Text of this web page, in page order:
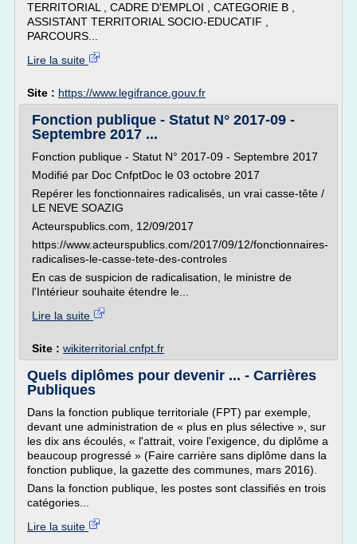
TERRITORIAL , CADRE D'EMPLOI , CATEGORIE B ,
ASSISTANT TERRITORIAL SOCIO-EDUCATIF ,
PARCOURS...
Lire la suite
Site : https://www.legifrance.gouv.fr
Fonction publique - Statut N° 2017-09 -
Septembre 2017 ...
Fonction publique - Statut N° 2017-09 - Septembre 2017
Modifié par Doc CnfptDoc le 03 octobre 2017
Repérer les fonctionnaires radicalisés, un vrai casse-tête /
LE NEVE SOAZIG
Acteurspublics.com, 12/09/2017
https://www.acteurspublics.com/2017/09/12/fonctionnaires-
radicalises-le-casse-tete-des-controles
En cas de suspicion de radicalisation, le ministre de
l'Intérieur souhaite étendre le...
Lire la suite
Site : wikiterritorial.cnfpt.fr
Quels diplômes pour devenir ... - Carrières
Publiques
Dans la fonction publique territoriale (FPT) par exemple,
devant une administration de « plus en plus sélective », sur
les dix ans écoulés, « l'attrait, voire l'exigence, du diplôme a
beaucoup progressé » (Faire carrière sans diplôme dans la
fonction publique, la gazette des communes, mars 2016).
Dans la fonction publique, les postes sont classifiés en trois
catégories...
Lire la suite